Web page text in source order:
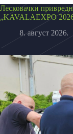
Лесковачки
„KAVALAEXPO
8. август 2026.